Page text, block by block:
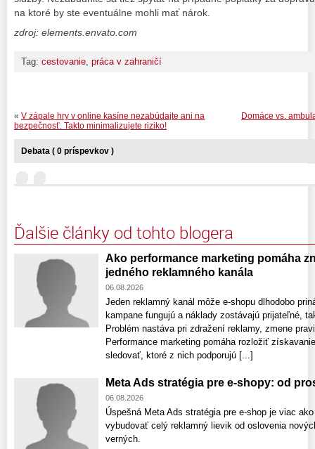
na ktoré by ste eventuálne mohli mať nárok.
zdroj: elements.envato.com
Tag: cestovanie práca v zahraničí
Domáce vs.
« V zápale hry v online kasíne nezabúdajte ani na
bezpečnosť. Takto minimalizujete riziko!
Debata ( 0 príspevkov )
Ďalšie články od tohto blogera
Ako performance marketing pomáha
jedného reklamného kanála
06.08.2026
Jeden reklamný kanál môže e-shopu dlhodobo
kampane fungujú a náklady zostávajú prijateľné,
Problém nastáva pri zdražení reklamy, zmene
Performance marketing pomáha rozložiť
sledovať, ktoré z nich podporujú [...]
Meta Ads stratégia pre e-shopy: od
06.08.2026
Úspešná Meta Ads stratégia pre e-shop je viac
vybudovať celý reklamný lievik od oslovenia
verných.